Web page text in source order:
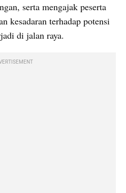
serta mengajak peserta
kesadaran terhadap potensi
di jalan raya.